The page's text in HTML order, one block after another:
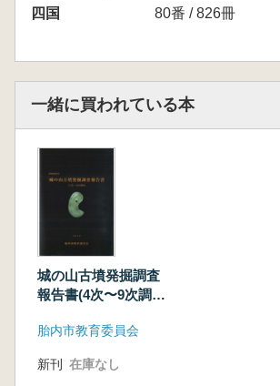
四国
80番 / 826冊
一緒に買われている本
城の山古墳発掘調査
報告書(4次〜9次調
胎内市教育委員会
新刊 在庫なし